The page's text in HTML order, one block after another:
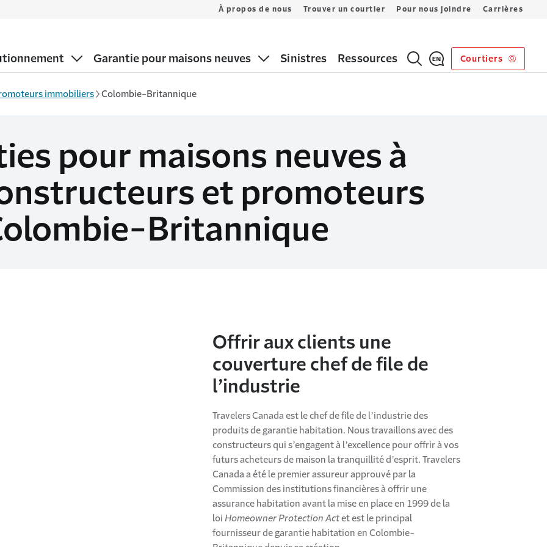
Garantie pour maisons neuves Sinistres Ressources Courtiers
À propos de nous Trouver un courtier Pour nous joindre Carrières
immobiliers Colombie-Britannique
pour maisons neuves à
et promoteurs
Britannique
Offrir aux clients une
couverture chef de file de
l’industrie
Travelers Canada est le chef de file de l’industrie des
produits de garantie habitation. Nous travaillons avec des
constructeurs qui s’engagent à l’excellence pour offrir à vos
futurs acheteurs de maison la tranquillité d’esprit. Travelers
Canada a été le premier assureur approuvé par la
Commission des institutions financières à offrir une
assurance habitation avant la mise en place en 1999 de la
loi Homeowner Protection Act et est le principal
fournisseur de garantie habitation en Colombie-